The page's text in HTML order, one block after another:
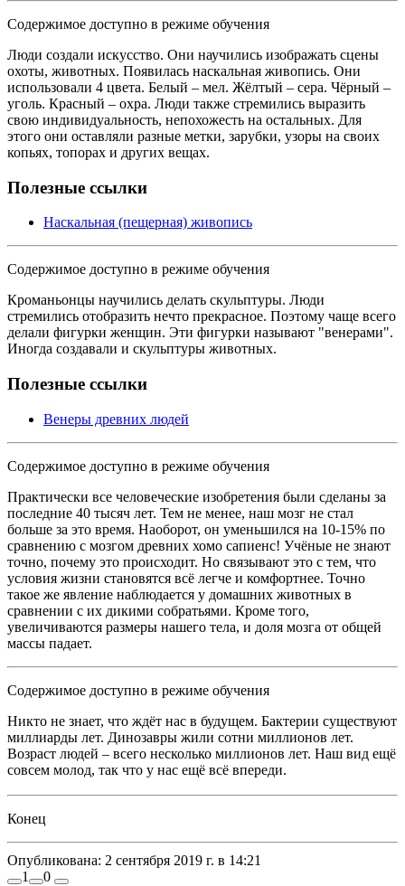
Содержимое доступно в режиме обучения
Люди создали искусство. Они научились изображать сцены
охоты, животных. Появилась наскальная живопись. Они
использовали 4 цвета. Белый – мел. Жёлтый – сера. Чёрный –
уголь. Красный – охра. Люди также стремились выразить
свою индивидуальность, непохожесть на остальных. Для
этого они оставляли разные метки, зарубки, узоры на своих
копьях, топорах и других вещах.
Полезные ссылки
Наскальная (пещерная) живопись
Содержимое доступно в режиме обучения
Кроманьонцы научились делать скульптуры. Люди
стремились отобразить нечто прекрасное. Поэтому чаще всего
делали фигурки женщин. Эти фигурки называют "венерами".
Иногда создавали и скульптуры животных.
Полезные ссылки
Венеры древних людей
Содержимое доступно в режиме обучения
Практически все человеческие изобретения были сделаны за
последние 40 тысяч лет. Тем не менее, наш мозг не стал
больше за это время. Наоборот, он уменьшился на 10-15% по
сравнению с мозгом древних хомо сапиенс! Учёные не знают
точно, почему это происходит. Но связывают это с тем, что
условия жизни становятся всё легче и комфортнее. Точно
такое же явление наблюдается у домашних животных в
сравнении с их дикими собратьями. Кроме того,
увеличиваются размеры нашего тела, и доля мозга от общей
массы падает.
Содержимое доступно в режиме обучения
Никто не знает, что ждёт нас в будущем. Бактерии существуют
миллиарды лет. Динозавры жили сотни миллионов лет.
Возраст людей – всего несколько миллионов лет. Наш вид ещё
совсем молод, так что у нас ещё всё впереди.
Конец
Опубликована: 2 сентября 2019 г. в 14:21
1
0